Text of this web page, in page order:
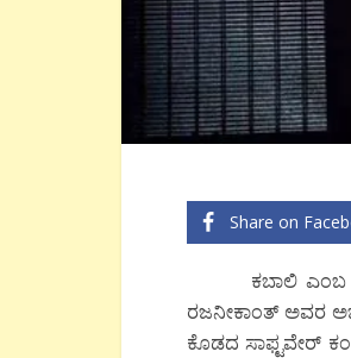
Share on
ಕಬಾಲಿ ಎಂಬ ಚಿತ್ರ
ರಜನೀಕಾಂತ್ ಅವರ
ಕೊಡದ ಸಾಫ್ಟವೇರ್